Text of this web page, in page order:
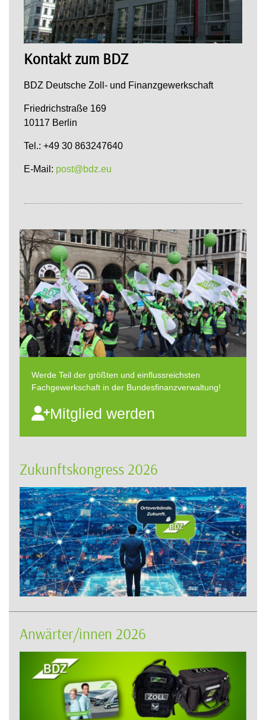
Kontakt zum BDZ
BDZ Deutsche Zoll- und Finanzgewerkschaft
Friedrichstraße 169
10117 Berlin
Tel.: +49 30 863247640
E-Mail: post@bdz.eu
Werde Teil der größten und einflussreichsten
Fachgewerkschaft in der Bundesfinanzverwaltung!
Mitglied werden
Zukunftskongress 2026
Anwärter/innen 2026